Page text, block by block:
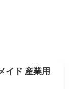
イド 産業用